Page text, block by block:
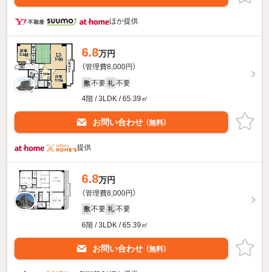
ほか提供
6.8万円
（管理費8,000円）
敷 不要 礼 不要
4階 / 3LDK / 65.39㎡
お問い合わせ （無料）
提供
6.8万円
（管理費8,000円）
敷 不要 礼 不要
6階 / 3LDK / 65.39㎡
お問い合わせ （無料）